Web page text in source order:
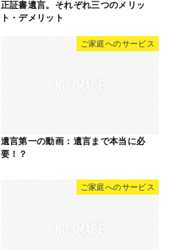
正証書遺言。それぞれ三つのメリッ
ト・デメリット
ご家庭へのサービス
遺言第一の動画：遺言まで本当に必
要！？
ご家庭へのサービス